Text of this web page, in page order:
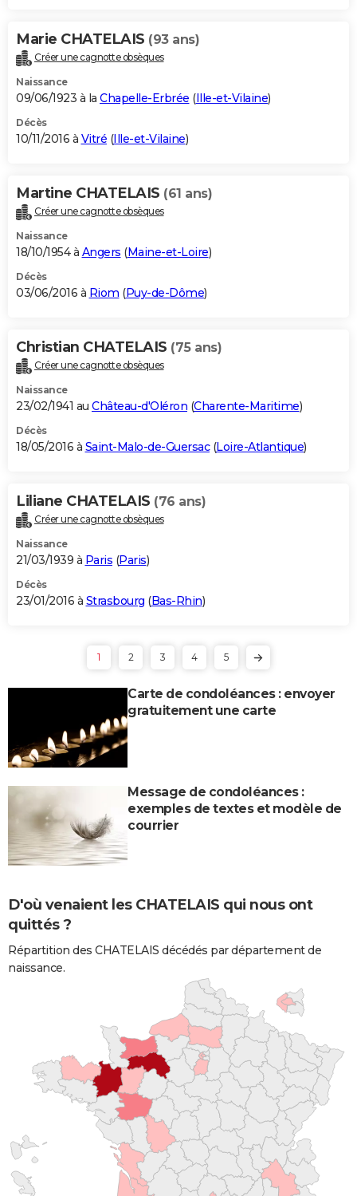
Marie CHATELAIS (93 ans)
Créer une cagnotte obsèques
Naissance
09/06/1923 à la Chapelle-Erbrée (Ille-et-Vilaine)
Décès
10/11/2016 à Vitré (Ille-et-Vilaine)
Martine CHATELAIS (61 ans)
Créer une cagnotte obsèques
Naissance
18/10/1954 à Angers (Maine-et-Loire)
Décès
03/06/2016 à Riom (Puy-de-Dôme)
Christian CHATELAIS (75 ans)
Créer une cagnotte obsèques
Naissance
23/02/1941 au Château-d'Oléron (Charente-Maritime)
Décès
18/05/2016 à Saint-Malo-de-Guersac(Loire-Atlantique)
Liliane CHATELAIS (76 ans)
Créer une cagnotte obsèques
Naissance
21/03/1939 à Paris (Paris)
Décès
23/01/2016 à Strasbourg (Bas-Rhin)
1 2 3 4 5
Carte de condoléances : envoyer
gratuitement une carte
Message de condoléances :
exemples de textes et modèle de
courrier
D'où venaient les CHATELAIS qui nous ont
quittés ?
Répartition des CHATELAIS décédés par département de
naissance.